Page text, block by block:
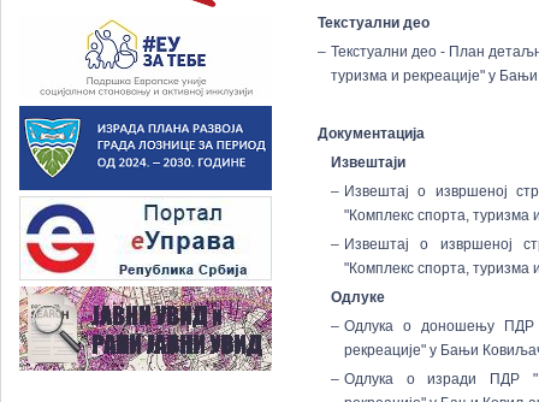
Текстуални део
– Текстуални део - План
туризма и рекреације" у
Документација
Извештаји
– Извештај о извршеној
"Комплекс спорта,
– Извештај о извршеној
"Комплекс спорта,
Одлуке
– Одлука о доношењу ПДР
рекреације" у Бањи
– Одлука о изради ПДР